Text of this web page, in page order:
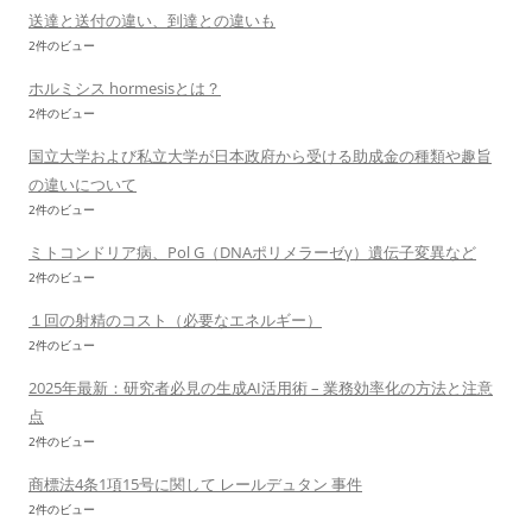
送達と送付の違い、到達との違いも
2件のビュー
ホルミシス hormesisとは？
2件のビュー
国立大学および私立大学が日本政府から受ける助成金の種類や趣旨
の違いについて
2件のビュー
ミトコンドリア病、Pol G（DNAポリメラーゼγ）遺伝子変異など
2件のビュー
１回の射精のコスト（必要なエネルギー）
2件のビュー
2025年最新：研究者必見の生成AI活用術 – 業務効率化の方法と注意
点
2件のビュー
商標法4条1項15号に関して レールデュタン 事件
2件のビュー